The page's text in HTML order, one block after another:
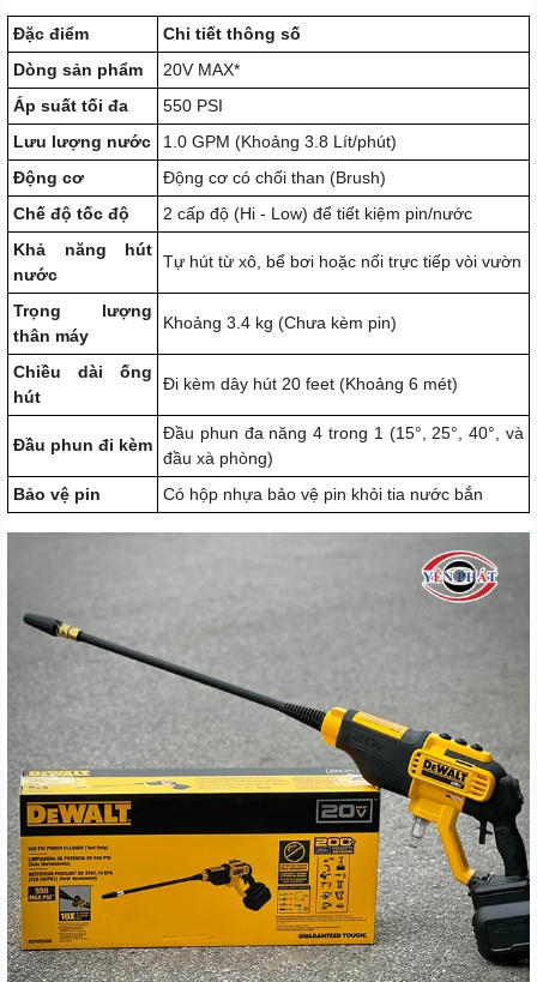
Đặc điểm
Chi tiết thông số
Dòng sản phẩm
20V MAX*
Áp suất tối đa
550 PSI
Lưu lượng nước
1.0 GPM (Khoảng 3.8 Lít/phút)
Động cơ
Động cơ có chổi than (Brush)
Chế độ tốc độ
2 cấp độ (Hi - Low) để tiết kiệm pin/nước
Khả năng hút
nước
Tự hút từ xô, bể bơi hoặc nối trực tiếp vòi vườn
Trọng lượng
thân máy
Khoảng 3.4 kg (Chưa kèm pin)
Chiều dài ống
hút
Đi kèm dây hút 20 feet (Khoảng 6 mét)
Đầu phun đi kèm
Đầu phun đa năng 4 trong 1 (15°, 25°, 40°, và
đầu xà phòng)
Bảo vệ pin
Có hộp nhựa bảo vệ pin khỏi tia nước bắn